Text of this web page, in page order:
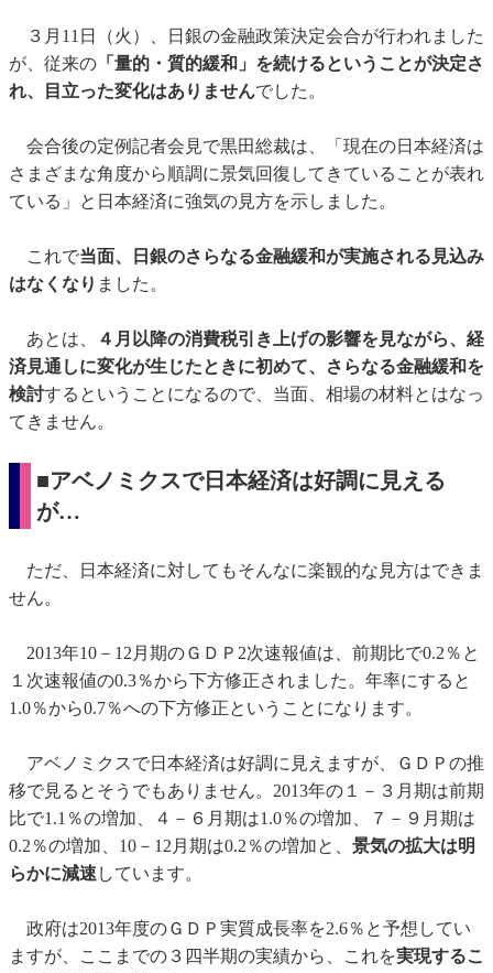
３月11日（火）、日銀の金融政策決定会合が行われました
が、従来の 「量的・質的緩和」を続けるということが決定さ
れ、目立った変化はありませんでした。
会合後の定例記者会見で黒田総裁は、「現在の日本経済は
さまざまな角度から順調に景気回復してきていることが表れ
ている」と日本経済に強気の見方を示しました。
これで当面、日銀のさらなる金融緩和が実施される見込み
はなくなり ました。
あとは、
４月以降の消費税引き上げの影響を見ながら、経
済見通しに変化が生じたときに初めて、さらなる金融緩和を
検討するということになるので、当面、相場の材料とはなっ
てきません。
■アベノミクスで日本経済は好調に見える
が…
ただ、日本経済に対してもそんなに楽観的な見方はできま
せん。
2013年10－12月期のＧＤＰ2次速報値は、前期比で0.2％と
１次速報値の0.3％から下方修正されました。年率にすると
1.0％から0.7％への下方修正ということになります。
アベノミクスで日本経済は好調に見えますが、ＧＤＰの推
移で見るとそうでもありません。2013年の１－３月期は前期
比で1.1％の増加、４－６月期は1.0％の増加、７－９月期は
0.2％の増加、10－12月期は0.2％の増加と、 景気の拡大は明
らかに減速 しています。
政府は2013年度のＧＤＰ実質成長率を2.6％と予想してい
ますが、ここまでの３四半期の実績から、これを実現するこ